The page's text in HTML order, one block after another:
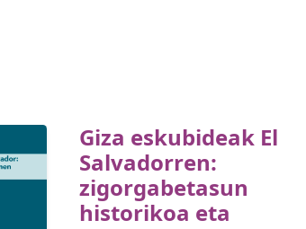
Giza eskubideak El
Salvadorren:
zigorgabetasun
historikoa eta